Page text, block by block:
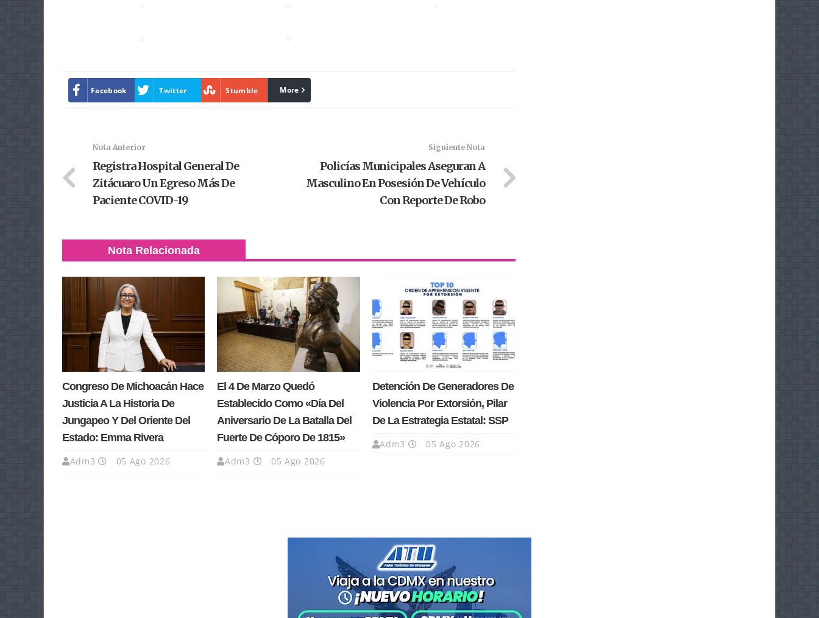
Facebook Twitter Stumble linkedin
More
Nota Anterior
Registra Hospital General De
Zitácuaro Un Egreso Más De
Paciente COVID-19
Siguiente Nota
Policías Municipales Aseguran A
Masculino En Posesión De Vehículo
Con Reporte De Robo
Nota Relacionada
Congreso De Michoacán Hace
Justicia A La Historia De
Jungapeo Y Del Oriente Del
Estado: Emma Rivera
Adm3 05 Ago 2026
El 4 De Marzo Quedó
Establecido Como «Día Del
Aniversario De La Batalla Del
Fuerte De Cóporo De 1815»
Adm3 05 Ago 2026
Detención De Generadores De
Violencia Por Extorsión, Pilar
De La Estrategia Estatal: SSP
Adm3 05 Ago 2026